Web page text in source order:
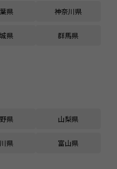
県 神奈川県
県 群馬県
県 山梨県
県 富山県